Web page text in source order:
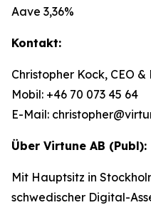
Aave 3,36%
Kontakt:
Christopher Kock, CEO
Mobil: +46 70 073 45 64
E-Mail:
Über Virtune AB (Publ):
Mit Hauptsitz in
schwedischer Digital-